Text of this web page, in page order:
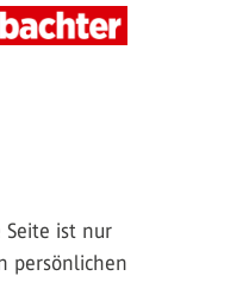
Seite ist nur
persönlichen